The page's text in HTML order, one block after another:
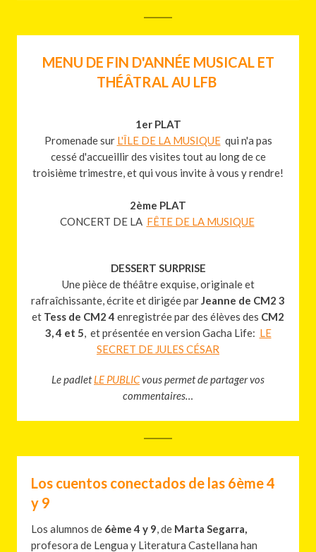
MENU DE FIN D'ANNÉE MUSICAL ET
THÉÂTRAL AU LFB
1er PLAT
Promenade sur L'ÎLE DE LA MUSIQUEqui n'a pas
cessé d'accueillir des visites tout au long de ce
troisième trimestre, et qui vous invite à vous y rendre!
2ème PLAT
CONCERT DE LA FÊTE DE LA MUSIQUE
DESSERT SURPRISE
Une pièce de théâtre exquise, originale et
rafraîchissante, écrite et dirigée parJeanne de CM2 3
et Tess de CM2 4 enregistrée par des élèves des CM2
3, 4 et 5, et présentée en version Gacha Life: LE
SECRET DE JULES CÉSAR
Le padletLE PUBLICvous permet de partager vos
commentaires…
Los cuentos conectados de las 6ème 4
y 9​
Los alumnos de 6ème 4 y 9, de Marta Segarra,
profesora de Lengua y Literatura Castellana han